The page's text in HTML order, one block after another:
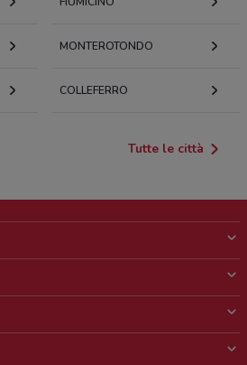
MONTEROTONDO
COLLEFERRO
Tutte le città